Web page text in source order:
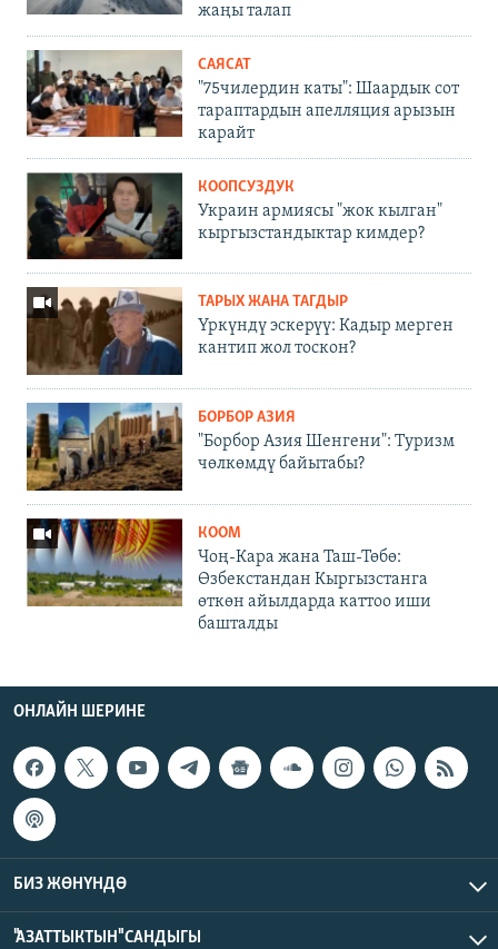
жаңы талап
САЯСАТ
"75чилердин каты": Шаардык сот
тараптардын апелляция арызын
карайт
КООПСУЗДУК
Украин армиясы "жок кылган"
кыргызстандыктар кимдер?
ТАРЫХ ЖАНА ТАГДЫР
Үркүндү эскерүү: Кадыр мерген
кантип жол тоскон?
БОРБОР АЗИЯ
"Борбор Азия Шенгени": Туризм
чөлкөмдү байытабы?
КООМ
Чоң-Кара жана Таш-Төбө:
Өзбекстандан Кыргызстанга
өткөн айылдарда каттоо иши
башталды
ОНЛАЙН ШЕРИНЕ
БИЗ ЖӨНҮНДӨ
"АЗАТТЫКТЫН" САНДЫГЫ